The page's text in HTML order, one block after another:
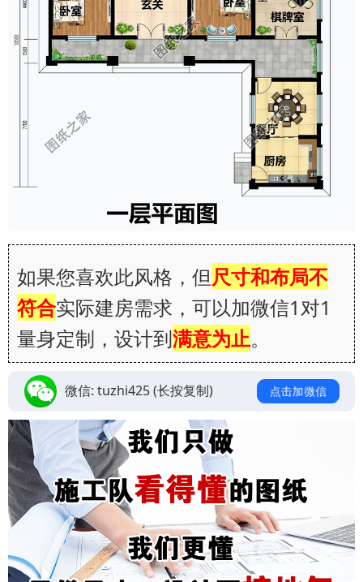
如果您喜欢此风格，但尺寸和布局不
符合实际建房需求，可以加微信1对1
量身定制，设计到满意为止。
微信: tuzhi425(长按复制) 点击加微信